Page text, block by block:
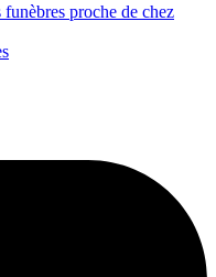
proche de chez